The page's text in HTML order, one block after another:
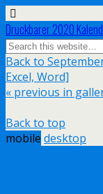
Druckbarer 2020
Back to
Excel, Word]
« previous in
Back to top
mobile desktop